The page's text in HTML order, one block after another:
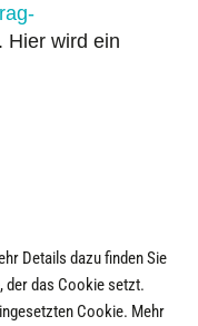
Hier wird ein
Details dazu finden Sie
der das Cookie setzt.
Cookie. Mehr